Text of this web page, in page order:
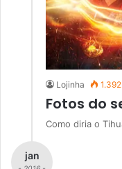
Lojinha 1.392
Fotos do
Como diria o
jan